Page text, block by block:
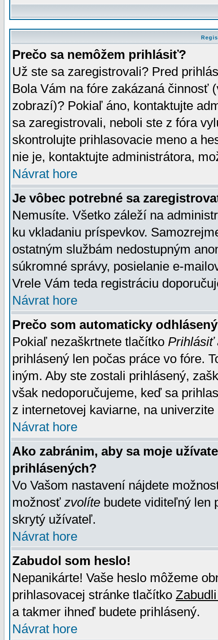
Prečo sa nemôžem prihlásiť?
Už ste sa zaregistrovali? Pred
Bola Vám na fóre zakázaná činnosť
zobrazí)? Pokiaľ áno, kontaktujte
sa zaregistrovali, neboli ste z fóra
skontrolujte prihlasovacie meno a
nie je, kontaktujte administrátora,
Návrat hore
Je vôbec potrebné sa
Nemusíte. Všetko záleží na
ku vkladaniu príspevkov.
ostatným službám nedostupným
súkromné správy, posielanie e-
Vrele Vám teda registráciu
Návrat hore
Prečo som automaticky
Pokiaľ nezaškrtnete tlačítko Prihlásiť
prihlásený len počas práce vo fóre.
iným. Aby ste zostali prihlásený,
však nedoporučujeme, keď sa
z internetovej kaviarne, na univerzite
Návrat hore
Ako zabránim, aby sa moje
prihlásených?
Vo Vašom nastavení nájdete
možnosť zvolíte budete viditeľný len
skrytý užívateľ.
Návrat hore
Zabudol som heslo!
Nepanikárte! Vaše heslo môžeme
prihlasovacej stránke tlačítko
a takmer ihneď budete prihlásený.
Návrat hore